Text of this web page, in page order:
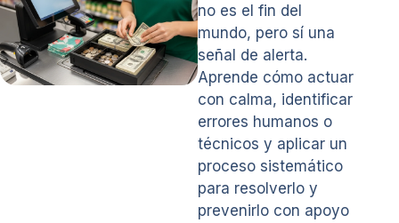
no es el fin del
mundo, pero sí una
señal de alerta.
Aprende cómo actuar
con calma, identificar
errores humanos o
técnicos y aplicar un
proceso sistemático
para resolverlo y
prevenirlo con apoyo